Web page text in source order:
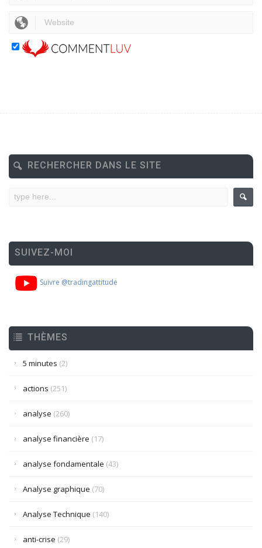
RECHERCHER DANS LE SITE
SUIVEZ-MOI
Suivre @tradingattitude
THÈMES
5 minutes (2)
actions (251)
analyse (260)
analyse financière (17)
analyse fondamentale (43)
Analyse graphique (70)
Analyse Technique (140)
anti-crise (29)